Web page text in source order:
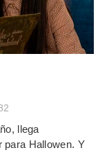
llega
para Hallowen. Y